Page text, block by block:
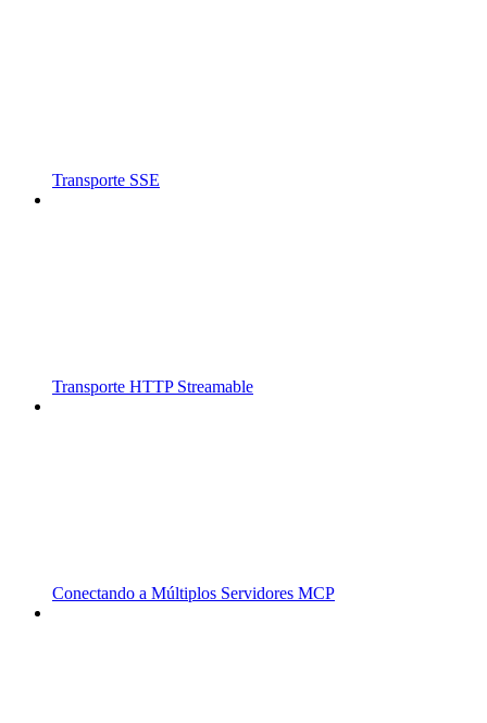
Transporte SSE
Transporte HTTP Streamable
Conectando a Múltiplos Servidores MCP